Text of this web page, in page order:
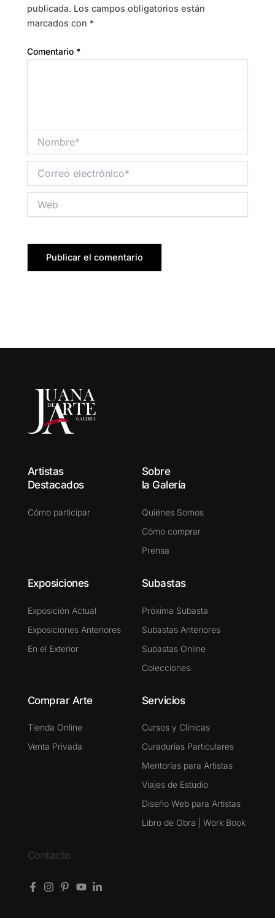
publicada. Los campos obligatorios están
marcados con *
Comentario *
electrónico*
Artistas
Destacados
Cómo participar
Sobre
la Galería
Quiénes Somos
Cómo comprar
Prensa
Exposiciones
Exposición Actual
Exposiciones Anteriores
En el Exterior
Subastas
Próxima Subasta
Subastas Anteriores
Subastas Online
Colecciones
Comprar Arte
Tienda Online
Venta Privada
Servicios
Cursos y Clínicas
Curadurías Particulares
Mentorías para Artistas
Viajes de Estudio
Diseño Web para Artistas
Libro de Obra | Work Book
Contacto